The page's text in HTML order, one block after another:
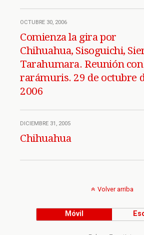
OCTUBRE 30, 2006
Comienza la gira por
Chihuahua, Sisoguichi,
Tarahumara. Reunión con
rarámuris. 29 de octubre
2006
DICIEMBRE 31, 2005
Chihuahua
Volver arriba
Móvil